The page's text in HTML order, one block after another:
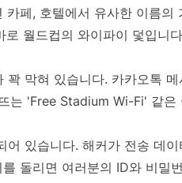
페, 호텔에서 유사한 이름의
월드컵의 와이파이 덫입니
막혀 있습니다. 카카오톡
는 'Free Stadium Wi-Fi' 같은
있습니다. 해커가 전송 데
돌리면 여러분의 ID와 비밀